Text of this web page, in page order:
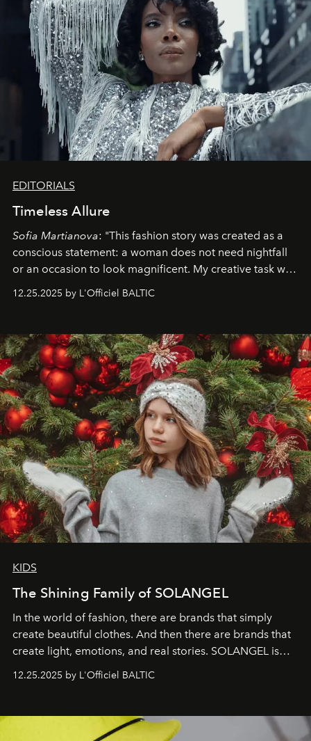
EDITORIALS
Timeless Allure
Sofia Martianova: "This fashion story was created as a
conscious statement: a woman does not need nightfall
or an occasion to look magnificent. My creative task was
to capture Timeless Allure
that lives freely, confidently, and without permission. I
elegance is not hidden by darkness but revealed
through clarity, movement, and presence."
12.25.2025 by L'Officiel BALTIC
KIDS
The Shining Family of SOLANGEL
In the world of fashion, there are brands that simply
create beautiful clothes. And then there are brands that
create light, emotions, and real stories. SOLANGEL is
one of them.
12.25.2025 by L'Officiel BALTIC